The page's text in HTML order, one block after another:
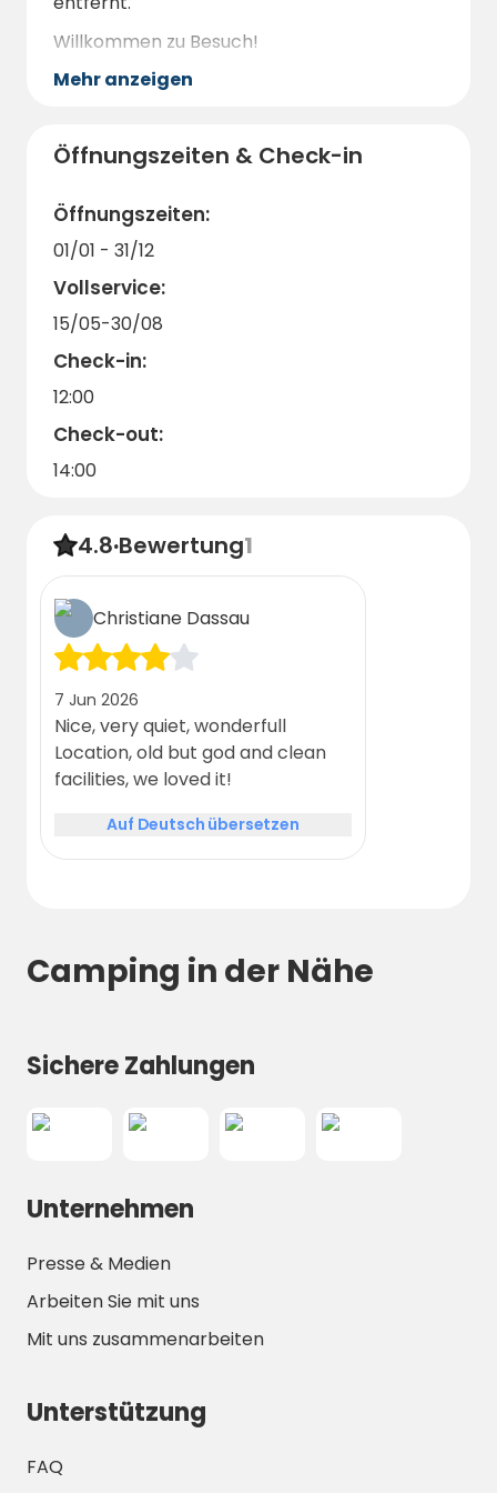
berühmt für ihre historischen Gebäude und
für die ganze Familie sind.
Willkommen zu Besuch!
Mehr anzeigen
Öffnungszeiten & Check-in
Öffnungszeiten:
01/01 - 31/12
Vollservice:
15/05-30/08
Check-in:
12:00
Check-out:
14:00
4.8·Bewertung1
Christiane Dassau
7 Jun 2026
Nice, very quiet, wonderfull
Location, old but god and clean
facilities, we loved it!
Auf Deutsch übersetzen
Camping in der Nähe
Sichere Zahlungen
Unternehmen
Presse & Medien
Arbeiten Sie mit uns
Mit uns zusammenarbeiten
Unterstützung
FAQ